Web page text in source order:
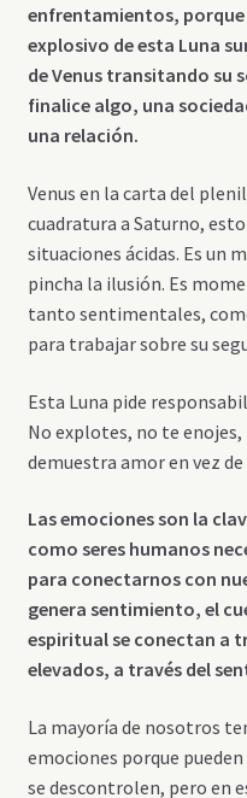
enfrentamientos,
explosivo de esta Luna
de Venus transitando su
finalice algo, una
una relación.
Venus en la carta del
cuadratura a Saturno,
situaciones ácidas. Es un
pincha la ilusión. Es
tanto sentimentales,
para trabajar sobre su
Esta Luna pide
No explotes, no te
demuestra amor en vez
Las emociones son la
como seres humanos
para conectarnos con
genera sentimiento, el
espiritual se conectan a
elevados, a través del
La mayoría de nosotros
emociones porque
se descontrolen, pero en